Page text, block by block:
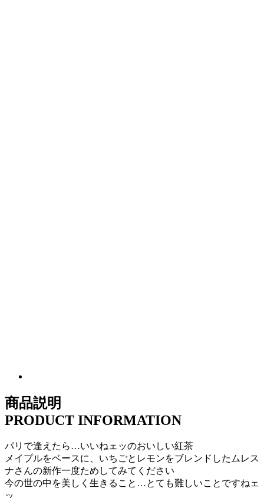
商品説明
PRODUCT INFORMATION
パリで逢えたら…いいねェッのおいしい紅茶
メイプルをベースに、いちごとレモンをブレンドしたムレス
ナさんの新作一度ためしてみてください
今の世の中を美しく生きること…とても難しいことですねェ
ッ